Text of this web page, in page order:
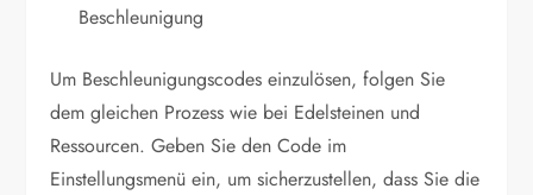
Beschleunigung
Um Beschleunigungscodes einzulösen, folgen Sie
dem gleichen Prozess wie bei Edelsteinen und
Ressourcen. Geben Sie den Code im
Einstellungsmenü ein, um sicherzustellen, dass Sie die